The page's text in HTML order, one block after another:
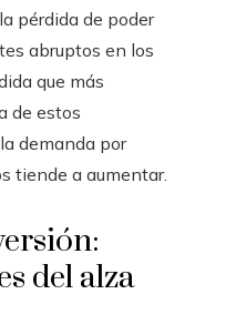
pérdida de poder
abruptos en los
que más
de estos
demanda por
tiende a aumentar.
del alza